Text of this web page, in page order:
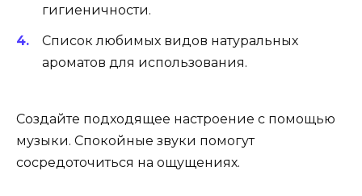
гигиеничности.
Список любимых видов натуральных
ароматов для использования.
Создайте подходящее настроение с помощью
музыки. Спокойные звуки помогут
сосредоточиться на ощущениях.